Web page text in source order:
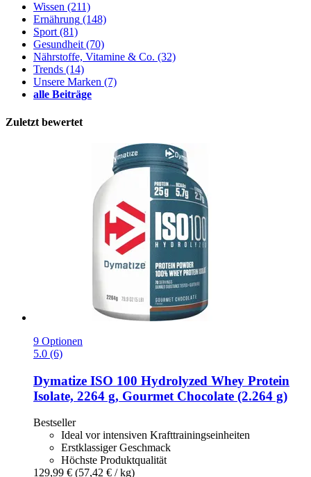
Wissen (211)
Ernährung (148)
Sport (81)
Gesundheit (70)
Nährstoffe, Vitamine & Co. (32)
Trends (14)
Unsere Marken (7)
alle Beiträge
Zuletzt bewertet
9 Optionen
5.0 (6)
Dymatize ISO 100 Hydrolyzed Whey Protein
Isolate, 2264 g, Gourmet Chocolate (2.264 g)
Bestseller
Ideal vor intensiven Krafttrainingseinheiten
Erstklassiger Geschmack
Höchste Produktqualität
129,99 € (57,42 € / kg)